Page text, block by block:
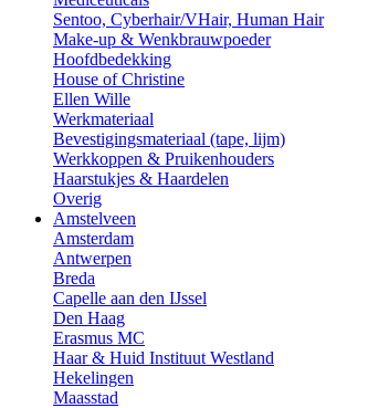
Sentoo, Cyberhair/VHair, Human Hair
Make-up & Wenkbrauwpoeder
Hoofdbedekking
House of Christine
Ellen Wille
Werkmateriaal
Bevestigingsmateriaal (tape, lijm)
Werkkoppen & Pruikenhouders
Haarstukjes & Haardelen
Overig
Amstelveen
Amsterdam
Antwerpen
Breda
Capelle aan den IJssel
Den Haag
Erasmus MC
Haar & Huid Instituut Westland
Hekelingen
Maasstad